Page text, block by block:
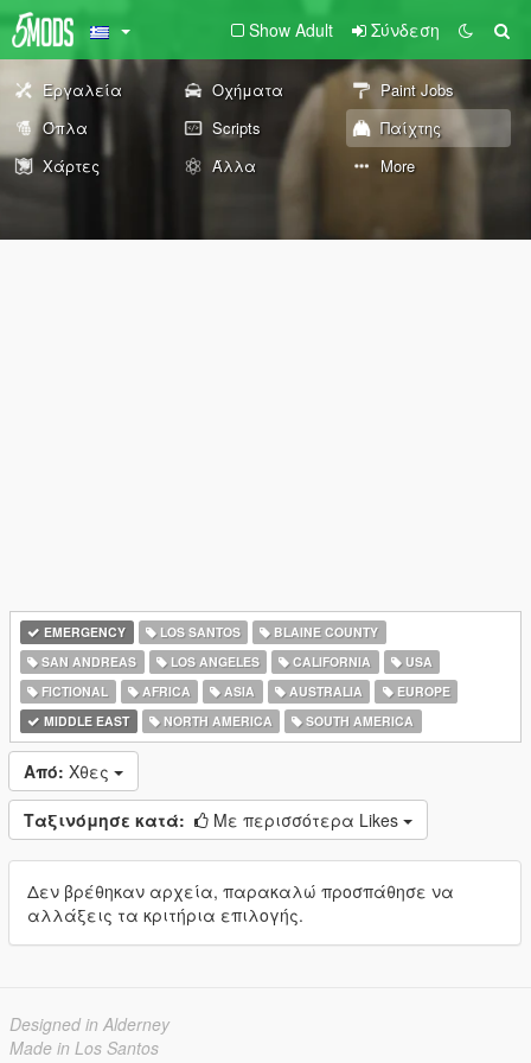
Show Adult Σύνδεση
Εργαλεία Οχήματα
Paint Jobs
Όπλα
Scripts
Παίχτης
Χάρτες
Άλλα More
EMERGENCY LOS SANTOS
BLAINE COUNTY
SAN ANDREAS
LOS ANGELES CALIFORNIA
USA
FICTIONAL
AFRICA ASIA AUSTRALIA
EUROPE
MIDDLE EAST
NORTH AMERICA SOUTH AMERICA
Από: Χθες
Ταξινόμησε κατά: Με περισσότερα Likes
Δεν βρέθηκαν αρχεία, παρακαλώ προσπάθησε να
αλλάξεις τα κριτήρια επιλογής.
Designed in Alderney
Made in Los Santos